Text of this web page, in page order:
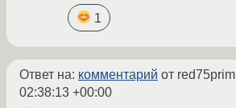
1
Ответ на: комментарий от red75prim
02:38:13 +00:00